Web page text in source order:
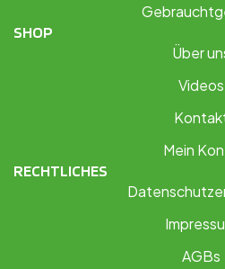
SHOP
Über
Videos
Mein
RECHTLICHES
AGBs